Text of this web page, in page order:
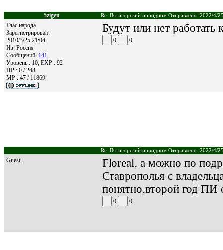
5zigen Re: Пятигорский ипподром Отправлено: 2022/4/
Глас народа
Зарегистрирован:
2010/3/25 21:04
Из: Россия
Сообщений: 141
Уровень : 10; EXP : 92
HP : 0 / 248
MP : 47 / 11869
Будут или нет работать
0 0
Re: Пятигорский ипподром Отправлено: 2022/4/
Guest_
Floreal, а можно по
Ставрополья с
понятно,второй год ПИ
0 0